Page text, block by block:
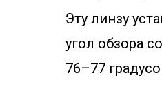
Эту линзу
угол обзора
76–77